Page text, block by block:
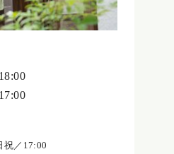
／17:00